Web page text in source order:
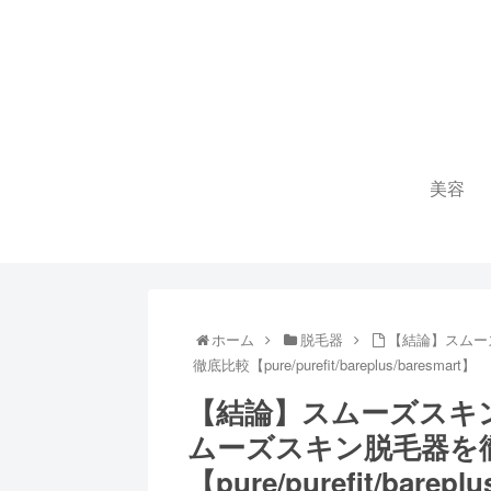
美容
ホーム 脱毛器
【結論】スム
徹底比較【pure/purefit/bareplus/baresmart】
【結論】スムーズス
ムーズスキン脱毛器を
【pure/purefit/